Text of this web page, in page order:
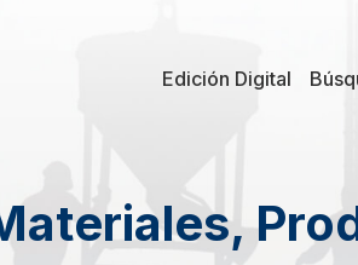
Edición Digital